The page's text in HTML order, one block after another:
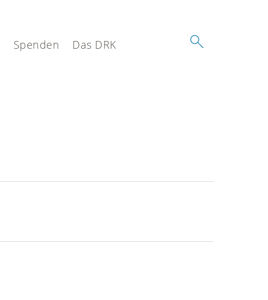
Spenden Das DRK